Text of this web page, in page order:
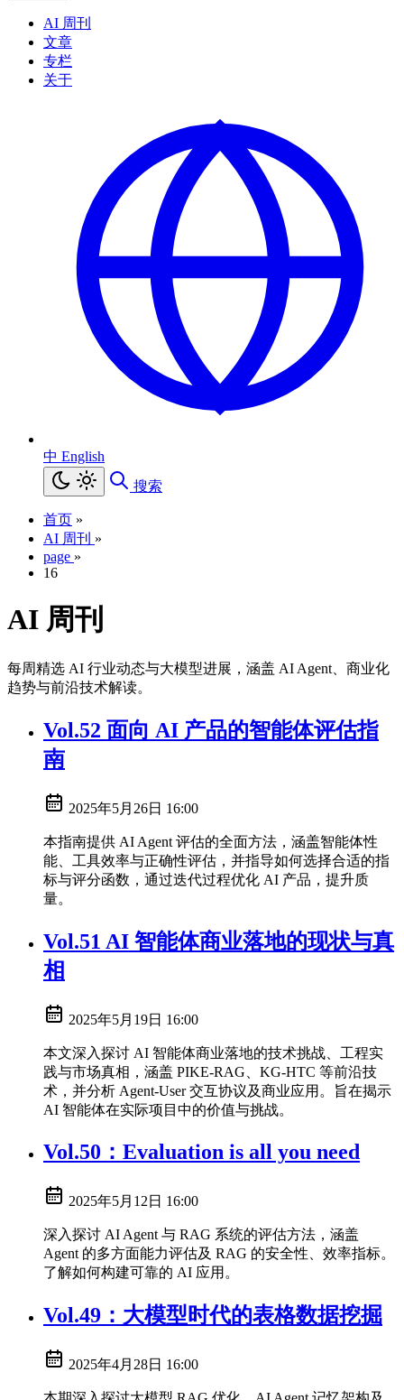
AI 周刊
文章
专栏
关于
中 English
搜索
首页 »
AI 周刊 »
page »
16
AI 周刊
每周精选 AI 行业动态与大模型进展，涵盖 AI Agent、商业化
趋势与前沿技术解读。
Vol.52 面向 AI 产品的智能体评估指
南
2025年5月26日 16:00
本指南提供 AI Agent 评估的全面方法，涵盖智能体性
能、工具效率与正确性评估，并指导如何选择合适的指
标与评分函数，通过迭代过程优化 AI 产品，提升质
量。
Vol.51 AI 智能体商业落地的现状与真
相
2025年5月19日 16:00
本文深入探讨 AI 智能体商业落地的技术挑战、工程实
践与市场真相，涵盖 PIKE-RAG、KG-HTC 等前沿技
术，并分析 Agent-User 交互协议及商业应用。旨在揭示
AI 智能体在实际项目中的价值与挑战。
Vol.50：Evaluation is all you need
2025年5月12日 16:00
深入探讨 AI Agent 与 RAG 系统的评估方法，涵盖
Agent 的多方面能力评估及 RAG 的安全性、效率指标。
了解如何构建可靠的 AI 应用。
Vol.49：大模型时代的表格数据挖掘
2025年4月28日 16:00